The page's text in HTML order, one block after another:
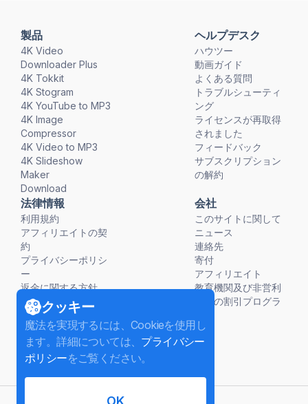
製品
4K Video
Downloader Plus
4K Tokkit
4K Stogram
4K YouTube to MP3
4K Image
Compressor
4K Video to MP3
4K Slideshow
Maker
Download
ヘルプデスク
ハウツー
動画ガイド
よくある質問
トラブルシューティ
ング
ライセンスが再取得
されました
フィードバック
サブスクリプション
の解約
法律情報
利用規約
アフィリエイトの契
約
プライバシーポリシ
ー
返金に関する方針
会社
このサイトに関して
ニュース
連絡先
寄付
アフィリエイト
教育機関及び非営利
団体の割引プログラ
クッキー
魔法を実現するには、Cookieを使用し
ます。詳細については、 プライバシー
ポリシーをご覧ください。
OK